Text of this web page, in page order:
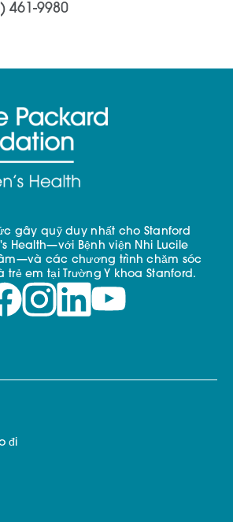
461-9980
gây quỹ duy nhất cho Stanford
Health—với Bệnh viện Nhi Lucile
các chương trình chăm sóc
em tại Trường Y khoa Stanford.
đi